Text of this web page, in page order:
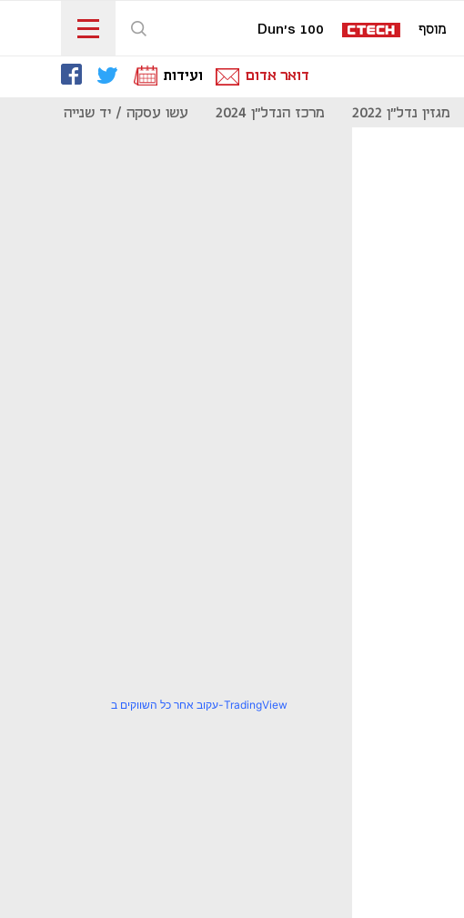
מוסף Dun's 100
דואר אדום ועידות
מגזין נדל"ן 2022 מרכז הנדל"ן 2024 עשו עסקה / יד שנייה
עקוב אחר כל השווקים ב-TradingView